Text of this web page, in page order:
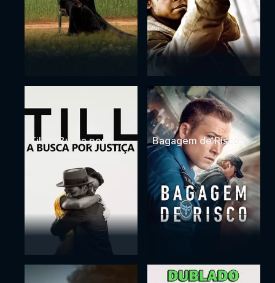
Till: A Busca por
Justiça
Bagagem de Risco